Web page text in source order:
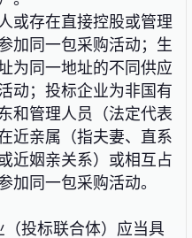
或存在直接控股或管理
加同一包采购活动；生
为同一地址的不同供应
动；投标企业为非国有
和管理人员（法定代表
近亲属（指夫妻、直系
近姻亲关系）或相互占
加同一包采购活动。
（投标联合体）应当具